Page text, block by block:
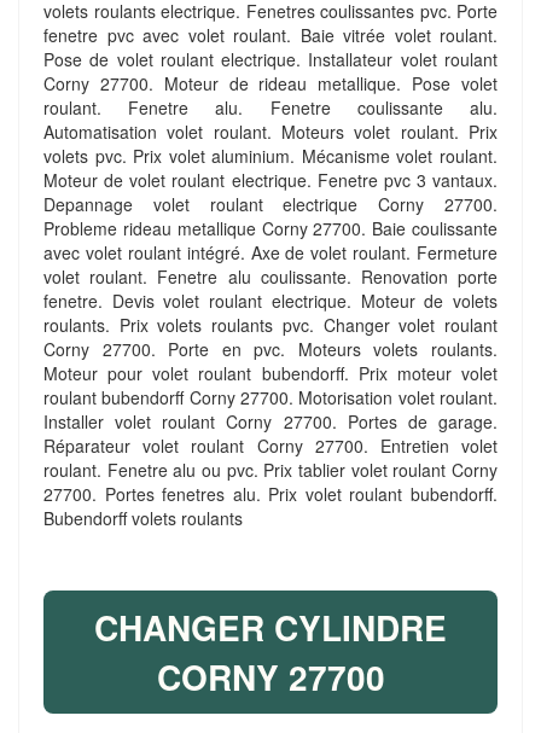
volets roulants electrique. Fenetres coulissantes pvc. Porte
fenetre pvc avec volet roulant. Baie vitrée volet roulant.
Pose de volet roulant electrique. Installateur volet roulant
Corny 27700. Moteur de rideau metallique. Pose volet
roulant. Fenetre alu. Fenetre coulissante alu.
Automatisation volet roulant. Moteurs volet roulant. Prix
volets pvc. Prix volet aluminium. Mécanisme volet roulant.
Moteur de volet roulant electrique. Fenetre pvc 3 vantaux.
Depannage volet roulant electrique Corny 27700.
Probleme rideau metallique Corny 27700. Baie coulissante
avec volet roulant intégré. Axe de volet roulant. Fermeture
volet roulant. Fenetre alu coulissante. Renovation porte
fenetre. Devis volet roulant electrique. Moteur de volets
roulants. Prix volets roulants pvc. Changer volet roulant
Corny 27700. Porte en pvc. Moteurs volets roulants.
Moteur pour volet roulant bubendorff. Prix moteur volet
roulant bubendorff Corny 27700. Motorisation volet roulant.
Installer volet roulant Corny 27700. Portes de garage.
Réparateur volet roulant Corny 27700. Entretien volet
roulant. Fenetre alu ou pvc. Prix tablier volet roulant Corny
27700. Portes fenetres alu. Prix volet roulant bubendorff.
Bubendorff volets roulants
CHANGER CYLINDRE
CORNY 27700